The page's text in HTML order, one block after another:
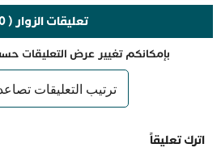
تعليقات الزوار ( 0 )
بإمكانكم تغيير عرض التعليقات
اترك تعليقاً